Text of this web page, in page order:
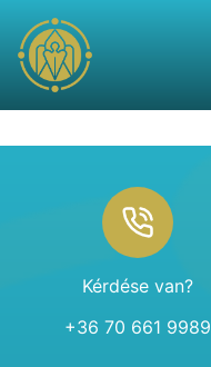
Kérdése van?
+36 70 661 9989